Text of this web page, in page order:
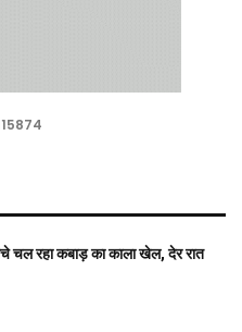
चल रहा कबाड़ का काला खेल, देर रात